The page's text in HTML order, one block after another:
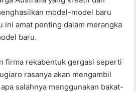
model-model baru
ini amat penting dalam merangka
baru.
firma rekabentuk gergasi seperti
rasanya akan mengambil
salahnya menggunakan bakat-